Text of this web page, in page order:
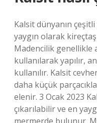
Kalsit dünyanın
yaygın olarak
Madencilik genellikle
kullanılarak yapılır,
kullanılır. Kalsit
daha küçük
elenir. 3 Ocak 2023
çıkarılabilir ve en